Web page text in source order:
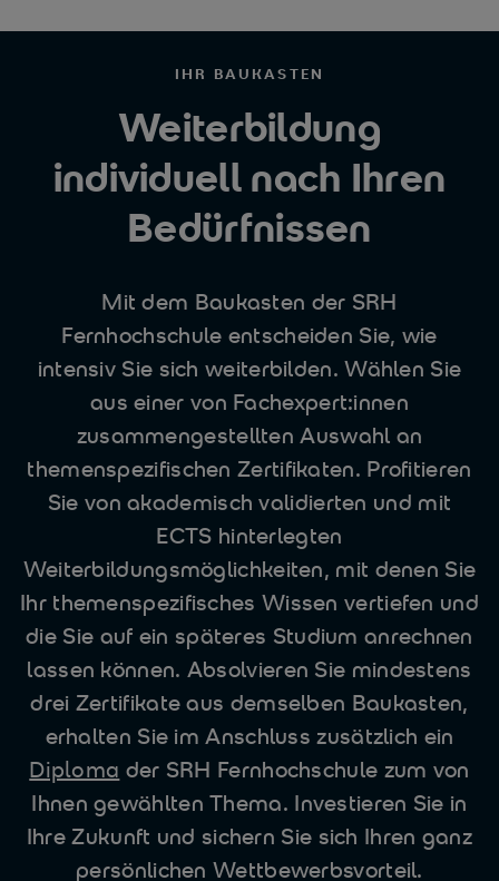
IHR BAUKASTEN
Weiterbildung
individuell nach Ihren
Bedürfnissen
Mit dem Baukasten der SRH
Fernhochschule entscheiden Sie, wie
intensiv Sie sich weiterbilden. Wählen Sie
aus einer von Fachexpert:innen
zusammengestellten Auswahl an
themenspezifischen Zertifikaten. Profitieren
Sie von akademisch validierten und mit
ECTS hinterlegten
Weiterbildungsmöglichkeiten, mit denen Sie
Ihr themenspezifisches Wissen vertiefen und
die Sie auf ein späteres Studium anrechnen
lassen können. Absolvieren Sie mindestens
drei Zertifikate aus demselben Baukasten,
erhalten Sie im Anschluss zusätzlich ein
Diploma der SRH Fernhochschule zum von
Ihnen gewählten Thema. Investieren Sie in
Ihre Zukunft und sichern Sie sich Ihren ganz
persönlichen Wettbewerbsvorteil.